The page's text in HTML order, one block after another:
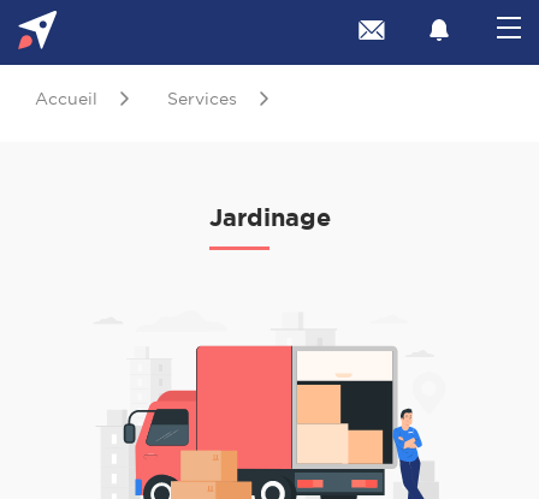
Accueil Services
Jardinage